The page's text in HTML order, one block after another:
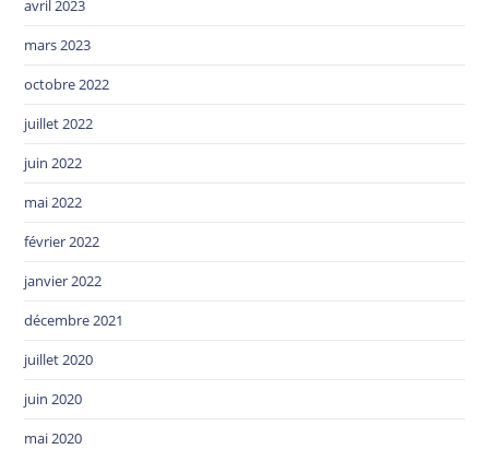
avril 2023
mars 2023
octobre 2022
juillet 2022
juin 2022
mai 2022
février 2022
janvier 2022
décembre 2021
juillet 2020
juin 2020
mai 2020